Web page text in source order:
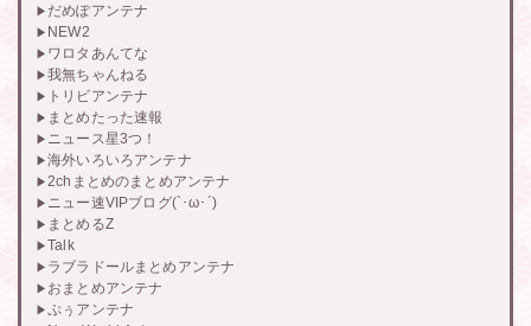
だめぽアンテナ
NEW2
ワロタあんてな
我無ちゃんねる
トリビアンテナ
まとめたった速報
ニュース星3つ！
海外いろいろアンテナ
2chまとめのまとめアンテナ
ニュー速VIPブログ(`･ω･´)
まとめるZ
Talk
ラブラドールまとめアンテナ
おまとめアンテナ
ぷぅアンテナ